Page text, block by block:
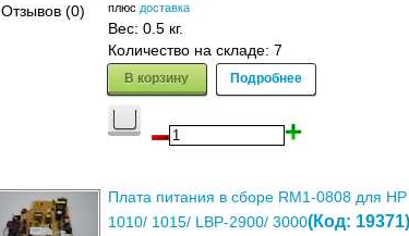
Отзывов (0) плюс доставка
Вес: 0.5 кг.
Количество на складе: 7
В корзину Подробнее
Плата питания в сборе RM1-0808 для
1010/ 1015/ LBP-2900/ 3000(Код: 19371)